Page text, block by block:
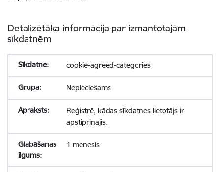
Detalizētāka informācija par izmantotajām
sīkdatnēm
cookie-agreed-categories
Nepieciešams
Reģistrē, kādas sīkdatnes lietotājs ir
apstiprinājis.
1 mēnesis